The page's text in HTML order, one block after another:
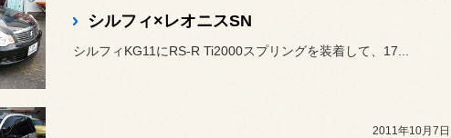
シルフィ×レオニスSN
シルフィKG11にRS-R Ti2000スプリングを装着して、17...
2011年10月7日